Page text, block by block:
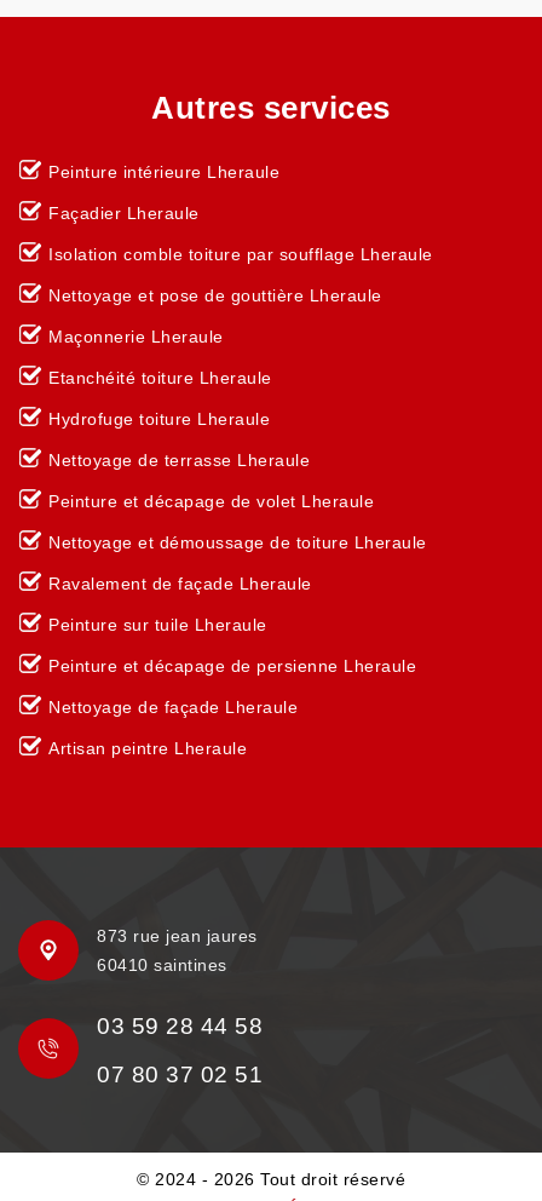
Autres services
Peinture intérieure Lheraule
Façadier Lheraule
Isolation comble toiture par soufflage Lheraule
Nettoyage et pose de gouttière Lheraule
Maçonnerie Lheraule
Etanchéité toiture Lheraule
Hydrofuge toiture Lheraule
Nettoyage de terrasse Lheraule
Peinture et décapage de volet Lheraule
Nettoyage et démoussage de toiture Lheraule
Ravalement de façade Lheraule
Peinture sur tuile Lheraule
Peinture et décapage de persienne Lheraule
Nettoyage de façade Lheraule
Artisan peintre Lheraule
873 rue jean jaures
60410 saintines
03 59 28 44 58
07 80 37 02 51
© 2024 - 2026 Tout droit réservé